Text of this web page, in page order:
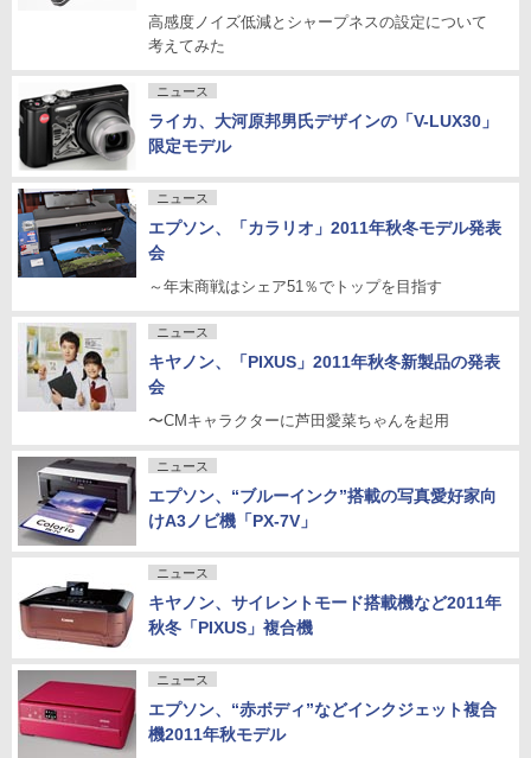
高感度ノイズ低減とシャープネスの設定について
考えてみた
ニュース
ライカ、大河原邦男氏デザインの「V-LUX30」
限定モデル
ニュース
エプソン、「カラリオ」2011年秋冬モデル発表
会
～年末商戦はシェア51％でトップを目指す
ニュース
キヤノン、「PIXUS」2011年秋冬新製品の発表
会
〜CMキャラクターに芦田愛菜ちゃんを起用
ニュース
エプソン、“ブルーインク”搭載の写真愛好家向
けA3ノビ機「PX-7V」
ニュース
キヤノン、サイレントモード搭載機など2011年
秋冬「PIXUS」複合機
ニュース
エプソン、“赤ボディ”などインクジェット複合
機2011年秋モデル